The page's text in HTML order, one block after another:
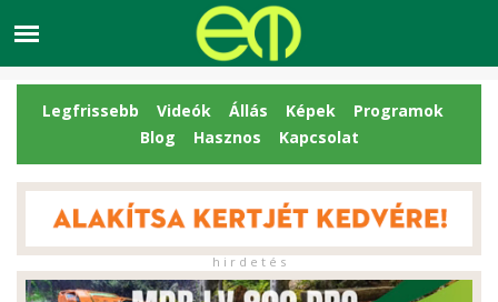
Legfrissebb Videók Állás Képek
Programok
Blog
Hasznos Kapcsolat
h i r d e t é s